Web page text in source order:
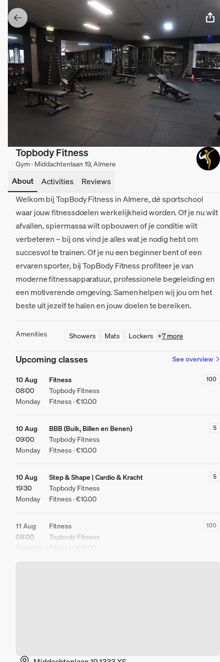
Topbody Fitness
Gym · Middachtenlaan 19, Almere
About Activities
Reviews
Welkom bij TopBody Fitness in Almere, dé sportschool
waar jouw fitnessdoelen werkelijkheid worden. Of je nu wilt
afvallen, spiermassa wilt opbouwen of je conditie wilt
verbeteren – bij ons vind je alles wat je nodig hebt om
succesvol te trainen. Of je nu een beginner bent of een
ervaren sporter, bij TopBody Fitness profiteer je van
moderne fitnessapparatuur, professionele begeleiding en
een motiverende omgeving. Samen helpen wij jou om het
beste uit jezelf te halen en jouw doelen te bereiken.
Amenities Showers Mats Lockers +7 more
Upcoming classes See overview
10 Aug
08:00
Monday
Fitness
Topbody Fitness
Fitness · €10.00
100
10 Aug
09:00
Monday
BBB (Buik, Billen en Benen)
Topbody Fitness
Fitness · €10.00
5
10 Aug
19:30
Monday
Step & Shape | Cardio & Kracht
Topbody Fitness
Fitness · €10.00
5
11 Aug
08:00
Tuesday
Fitness
Topbody Fitness
Fitness · €10.00
100